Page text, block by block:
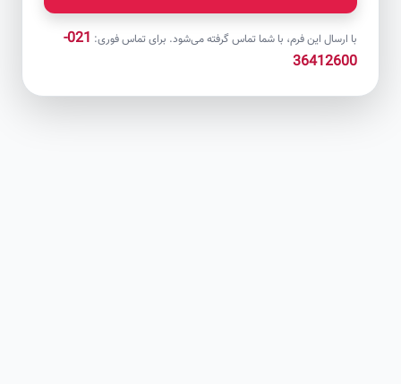
با ارسال این فرم، با شما تماس گرفته می‌شود. برای تماس فوری:
021-
36412600